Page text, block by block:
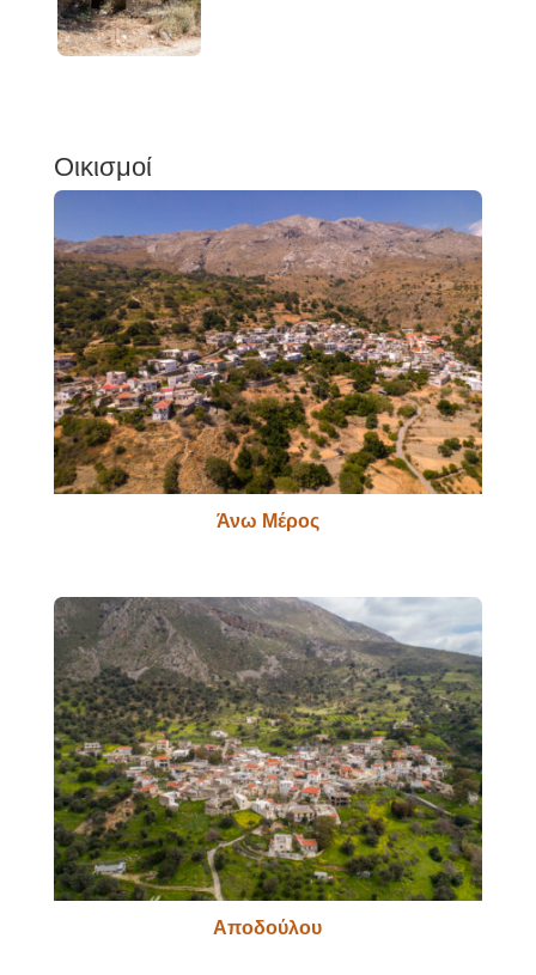
Οικισμοί
Άνω Μέρος
Αποδούλου